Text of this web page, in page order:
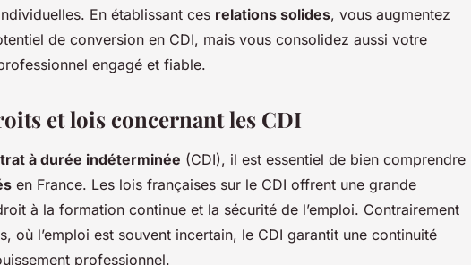
En établissant ces relations solides, vous augmentez
de conversion en CDI, mais vous consolidez aussi votre
engagé et fiable.
et lois concernant les CDI
à durée indéterminée (CDI), il est essentiel de bien comprendre
en France. Les lois françaises sur le CDI offrent une grande
à la formation continue et la sécurité de l’emploi. Contrairement
où l’emploi est souvent incertain, le CDI garantit une continuité
professionnel.